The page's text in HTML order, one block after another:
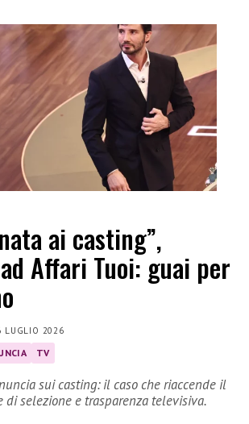
ai casting”,
Affari Tuoi: guai per
LUGLIO 2026
TV
sui casting: il caso che riaccende il
di selezione e trasparenza televisiva.